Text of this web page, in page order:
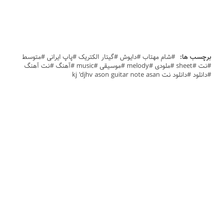
برچسب ها: #شام مهتاب #دایوش #گیتار الکتریک #پاپ ایرانی #متوسط
#نت #sheet #ملودی #melody #موسیقی #music #آهنگ #نت آهنگ
#دانلود #دانلود نت kj 'djhv ason guitar note asan